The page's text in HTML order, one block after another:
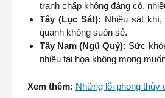
tranh chấp không đáng có,
Tây (Lục Sát): Nhiều sát
quanh không suôn sẻ.
Tây Nam (Ngũ Quỷ): Sức
nhiều tai họa không mong
Xem thêm: Những lỗi phong thủy